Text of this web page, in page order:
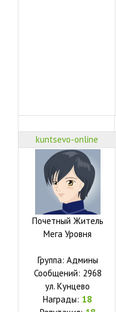
kuntsevo-online
Почетный Житель
Мега Уровня
Группа: Админы
Сообщений: 2968
ул. Кунцево
Награды: 18